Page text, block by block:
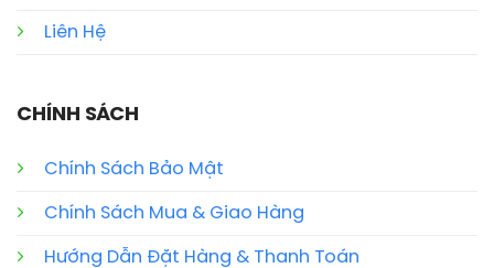
Liên Hệ
CHÍNH SÁCH
Chính Sách Bảo Mật
Chính Sách Mua & Giao Hàng
Hướng Dẫn Đặt Hàng & Thanh Toán